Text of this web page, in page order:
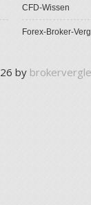
CFD-Wissen
Forex-Broker-
by